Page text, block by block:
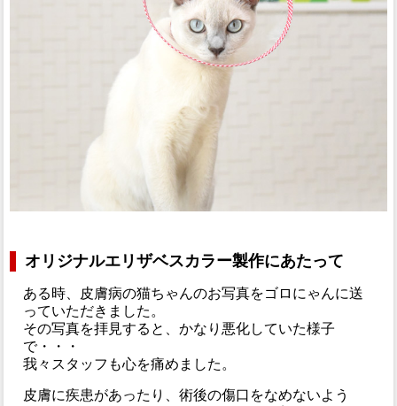
オリジナルエリザベスカラー製作にあたって
ある時、皮膚病の猫ちゃんのお写真をゴロにゃんに送
っていただきました。
その写真を拝見すると、かなり悪化していた様子
で・・・
我々スタッフも心を痛めました。
皮膚に疾患があったり、術後の傷口をなめないよう